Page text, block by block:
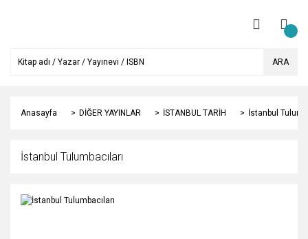
ARA
Anasayfa DİĞER YAYINLAR İSTANBUL TARİH İstanbul
İstanbul Tulumbacıları